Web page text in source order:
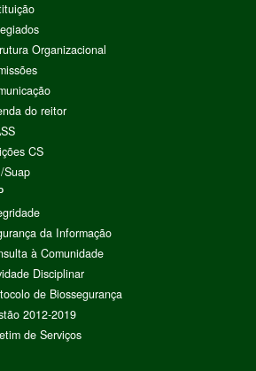
Organizacional
do reitor
CS
Suap
da Informação
à Comunidade
Disciplinar
de Biossegurança
2012-2019
de Serviços